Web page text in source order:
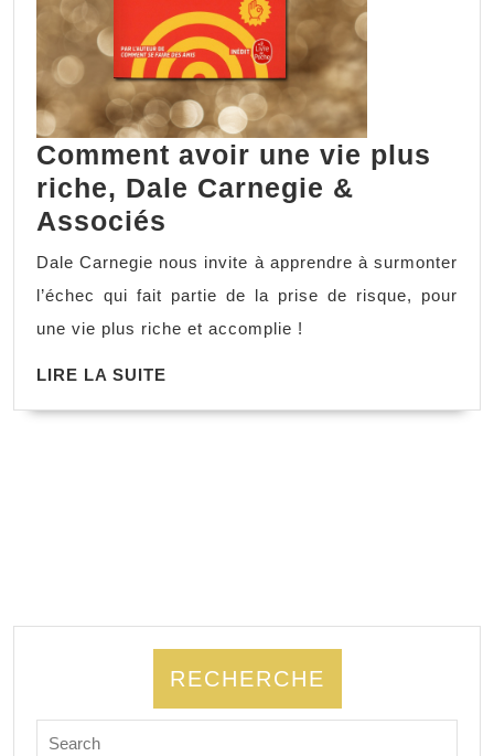
Comment avoir une vie plus
riche, Dale Carnegie &
Associés
Dale Carnegie nous invite à apprendre à surmonter
l’échec qui fait partie de la prise de risque, pour
une vie plus riche et accomplie !
LIRE LA SUITE
RECHERCHE